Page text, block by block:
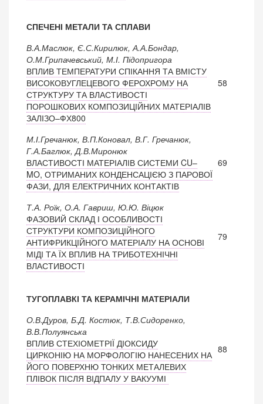
СПЕЧЕНІ МЕТАЛИ ТА СПЛАВИ
В.А.Маслюк, Є.С.Кирилюк, А.А.Бондар,
О.М.Грипачевський, М.І. Підопригора
ВПЛИВ ТЕМПЕРАТУРИ СПІКАННЯ ТА ВМІСТУ
ВИСОКОВУГЛЕЦЕВОГО ФЕРОХРОМУ НА
СТРУКТУРУ ТА ВЛАСТИВОСТІ
ПОРОШКОВИХ КОМПОЗИЦІЙНИХ МАТЕРІАЛІВ
ЗАЛІЗО–ФХ800
58
М.І.Гречанюк, В.П.Коновал, В.Г. Гречанюк,
Г.А.Баглюк, Д.В.Миронюк
ВЛАСТИВОСТІ МАТЕРІАЛІВ СИСТЕМИ CU–
MO, ОТРИМАНИХ КОНДЕНСАЦІЄЮ З ПАРОВОЇ
ФАЗИ, ДЛЯ ЕЛЕКТРИЧНИХ КОНТАКТІВ
69
Т.А. Роїк, О.А. Гавриш, Ю.Ю. Віцюк
ФАЗОВИЙ СКЛАД І ОСОБЛИВОСТІ
СТРУКТУРИ КОМПОЗИЦІЙНОГО
АНТИФРИКЦІЙНОГО МАТЕРІАЛУ НА ОСНОВІ
МІДІ ТА ЇХ ВПЛИВ НА ТРИБОТЕХНІЧНІ
ВЛАСТИВОСТІ
79
ТУГОПЛАВКІ ТА КЕРАМІЧНІ МАТЕРІАЛИ
О.В.Дуров, Б.Д. Костюк, Т.В.Сидоренко,
В.В.Полуянська
ВПЛИВ СТЕХІОМЕТРІЇ ДІОКСИДУ
ЦИРКОНІЮ НА МОРФОЛОГІЮ НАНЕСЕНИХ НА
ЙОГО ПОВЕРХНЮ ТОНКИХ МЕТАЛЕВИХ
ПЛІВОК ПІСЛЯ ВІДПАЛУ У ВАКУУМІ
88